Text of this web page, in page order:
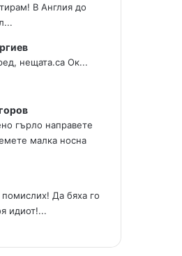
В Англия до
нещата.са Ок...
гърло направете
малка носна
помислих! Да бяха го
идиот!...